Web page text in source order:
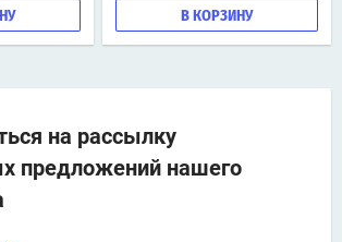
В КОРЗИНУ
на рассылку
предложений нашего